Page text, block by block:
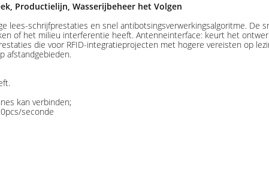
Productielijn, Wasserijbeheer het Volgen
schrijfprestaties en snel antibotsingsverwerkingsalgoritme. De
of het milieu interferentie heeft. Antenneinterface: keurt het
die voor RFID-integratieprojecten met hogere vereisten op
afstandgebieden.
kan verbinden;
seconde